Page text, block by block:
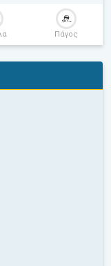
Πάγος